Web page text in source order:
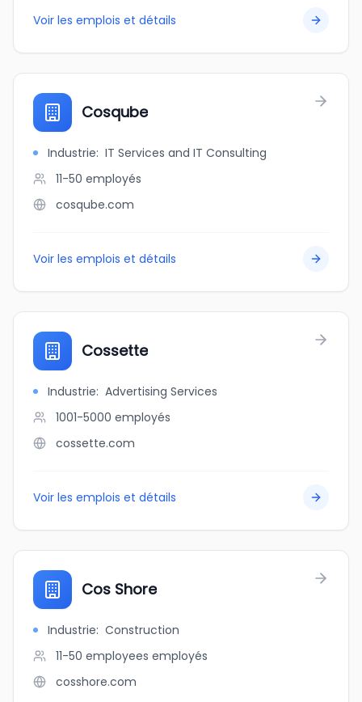
Voir les emplois et détails
Cosqube
Industrie: IT Services and IT Consulting
11-50 employés
cosqube.com
Voir les emplois et détails
Cossette
Industrie: Advertising Services
1001-5000 employés
cossette.com
Voir les emplois et détails
Cos Shore
Industrie: Construction
11-50 employees employés
cosshore.com